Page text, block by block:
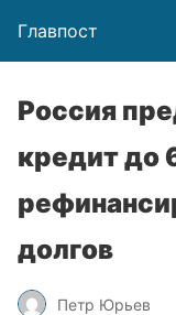
Главпост
Россия
кредит до
долгов
Петр Юрьев